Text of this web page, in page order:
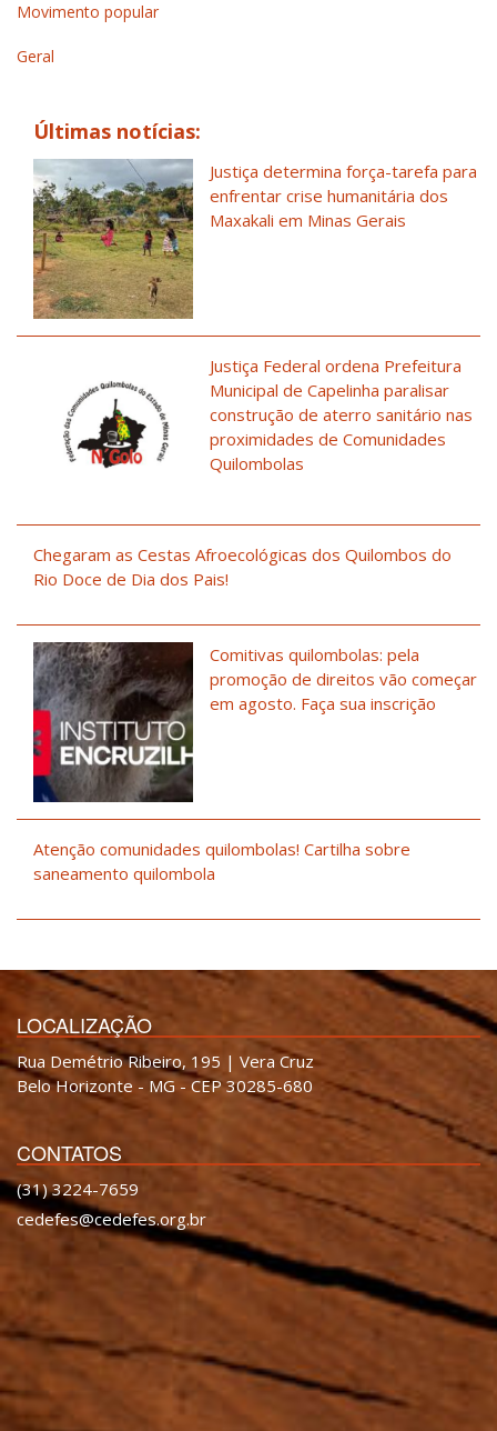
Movimento popular
Geral
Últimas notícias:
Justiça determina força-tarefa para
enfrentar crise humanitária dos
Maxakali em Minas Gerais
Justiça Federal ordena Prefeitura
Municipal de Capelinha paralisar
construção de aterro sanitário nas
proximidades de Comunidades
Quilombolas
Chegaram as Cestas Afroecológicas dos Quilombos do
Rio Doce de Dia dos Pais!
Comitivas quilombolas: pela
promoção de direitos vão começar
em agosto. Faça sua inscrição
Atenção comunidades quilombolas! Cartilha sobre
saneamento quilombola
LOCALIZAÇÃO
Rua Demétrio Ribeiro, 195 | Vera Cruz
Belo Horizonte - MG - CEP 30285-680
CONTATOS
(31) 3224-7659
cedefes@cedefes.org.br